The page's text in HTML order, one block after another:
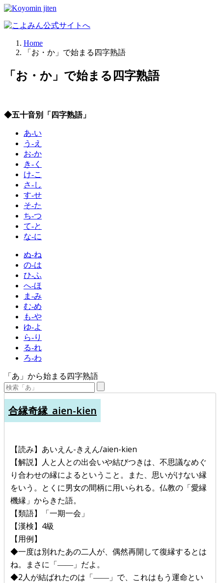
Home
「お・か」で始まる四字熟語
「お・か」で始まる四字熟語
◆五十音別「四字熟語」
あ-い
う-え
お-か
き-く
け-こ
さ-し
す-せ
そ-た
ち-つ
て-と
な-に
ぬ-ね
の-は
ひ-ふ
へ-ほ
ま-み
む-め
も-や
ゆ-よ
ら-り
る-れ
ろ-わ
「あ」から始まる四字熟語
合縁奇縁_aien-kien
【読み】あいえん-きえん/aien-kien
【解説】人と人との出会いや結びつきは、不思議なめぐ
り合わせの縁によるということ。また、思いがけない縁
をいう。とくに男女の間柄に用いられる。仏教の「愛縁
機縁」からきた語。
【類語】「一期一会」
【漢検】4級
【用例】
◆一度は別れたあの二人が、偶然再開して復縁するとは
ね。まさに「――」だよ。
◆2人が結ばれたのは「――」で、これはもう運命とい